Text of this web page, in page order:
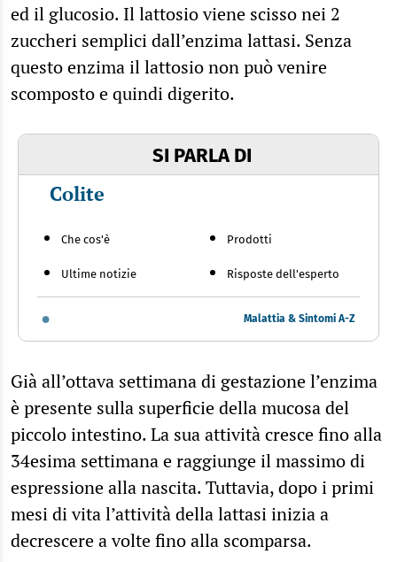
ed il glucosio. Il lattosio viene scisso nei 2
zuccheri semplici dall’enzima lattasi. Senza
questo enzima il lattosio non può venire
scomposto e quindi digerito.
SI PARLA DI
Colite
Che cos'è
Ultime notizie
Prodotti
Risposte dell'esperto
Malattia & Sintomi A-Z
Già all’ottava settimana di gestazione l’enzima
è presente sulla superficie della mucosa del
piccolo intestino. La sua attività cresce fino alla
34esima settimana e raggiunge il massimo di
espressione alla nascita. Tuttavia, dopo i primi
mesi di vita l’attività della lattasi inizia a
decrescere a volte fino alla scomparsa.